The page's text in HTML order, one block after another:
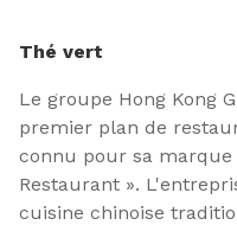
Thé vert
Le groupe Hong Kong
premier plan de
connu pour sa marque
Restaurant ».
cuisine chinoise